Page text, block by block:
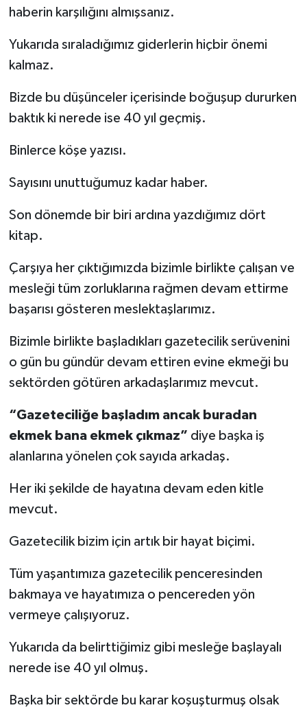
haberin karşılığını almışsanız.
Yukarıda sıraladığımız giderlerin hiçbir önemi
kalmaz.
Bizde bu düşünceler içerisinde boğuşup dururken
baktık ki nerede ise 40 yıl geçmiş.
Binlerce köşe yazısı.
Sayısını unuttuğumuz kadar haber.
Son dönemde bir biri ardına yazdığımız dört
kitap.
Çarşıya her çıktığımızda bizimle birlikte çalışan ve
mesleği tüm zorluklarına rağmen devam ettirme
başarısı gösteren meslektaşlarımız.
Bizimle birlikte başladıkları gazetecilik serüvenini
o gün bu gündür devam ettiren evine ekmeği bu
sektörden götüren arkadaşlarımız mevcut.
“Gazeteciliğe başladım ancak buradan
ekmek bana ekmek çıkmaz” diye başka iş
alanlarına yönelen çok sayıda arkadaş.
Her iki şekilde de hayatına devam eden kitle
mevcut.
Gazetecilik bizim için artık bir hayat biçimi.
Tüm yaşantımıza gazetecilik penceresinden
bakmaya ve hayatımıza o pencereden yön
vermeye çalışıyoruz.
Yukarıda da belirttiğimiz gibi mesleğe başlayalı
nerede ise 40 yıl olmuş.
Başka bir sektörde bu karar koşuşturmuş olsak